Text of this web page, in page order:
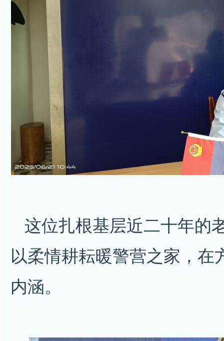
这位扎根基层近二十年的
以柔情耕耘暖警营之家，在
内涵。